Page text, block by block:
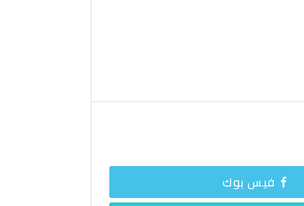
فيس بوك